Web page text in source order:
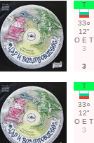
Т
33○
12"
О Е Т
3
3
Т
33○
12"
О Е Т
3